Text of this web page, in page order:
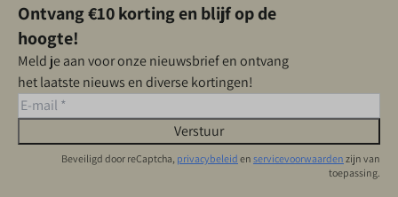
Ontvang €10 korting en blijf op de
hoogte!
Meld je aan voor onze nieuwsbrief en ontvang
het laatste nieuws en diverse kortingen!
Verstuur
Beveiligd door reCaptcha, privacybeleid en servicevoorwaarden zijn van
toepassing.